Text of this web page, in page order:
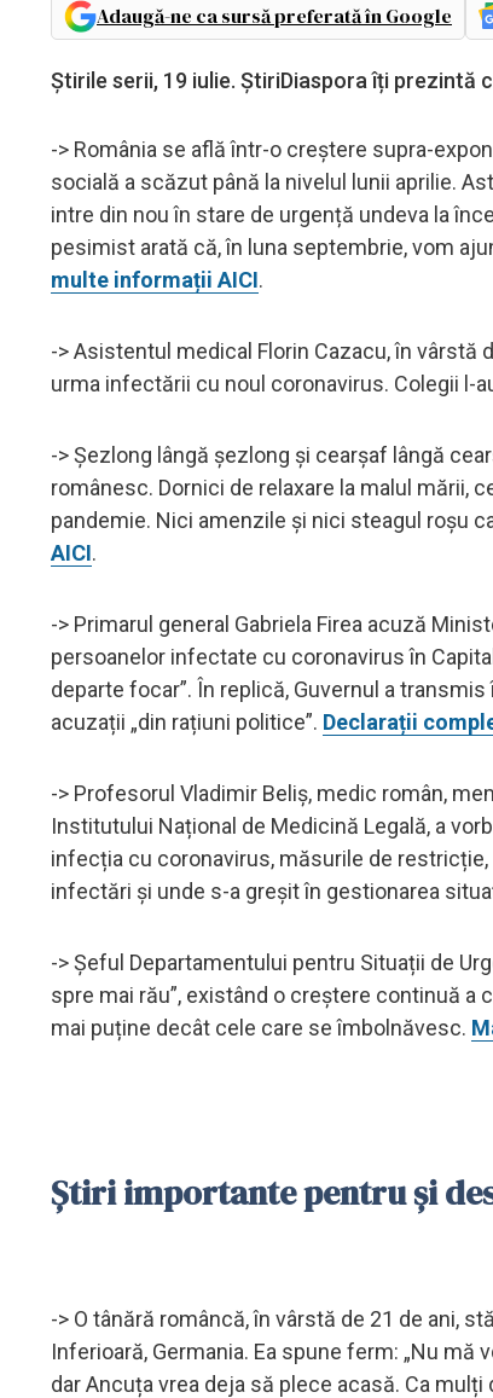
Adaugă-ne ca sursă preferată în Google
Știrile serii, 19 iulie. ȘtiriDiaspora îți prezintă
-> România se află într-o creștere supra-
socială a scăzut până la nivelul lunii aprilie.
intre din nou în stare de urgență undeva la
pesimist arată că, în luna septembrie, vom
multe informații AICI.
-> Asistentul medical Florin Cazacu, în vârstă
urma infectării cu noul coronavirus. Colegii l-
-> Şezlong lângă şezlong şi cearşaf lângă
românesc. Dornici de relaxare la malul mării,
pandemie. Nici amenzile şi nici steagul roșu
AICI.
-> Primarul general Gabriela Firea acuză
persoanelor infectate cu coronavirus în
departe focar”. În replică, Guvernul a
acuzații „din rațiuni politice”. Declarații
-> Profesorul Vladimir Beliș, medic român,
Institutului Național de Medicină Legală, a
infecția cu coronavirus, măsurile de
infectări și unde s-a greșit în gestionarea
-> Șeful Departamentului pentru Situații de
spre mai rău”, existând o creștere continuă a
mai puține decât cele care se îmbolnăvesc.
Știri importante pentru și
-> O tânără româncă, în vârstă de 21 de ani,
Inferioară, Germania. Ea spune ferm: „Nu
dar Ancuța vrea deja să plece acasă. Ca